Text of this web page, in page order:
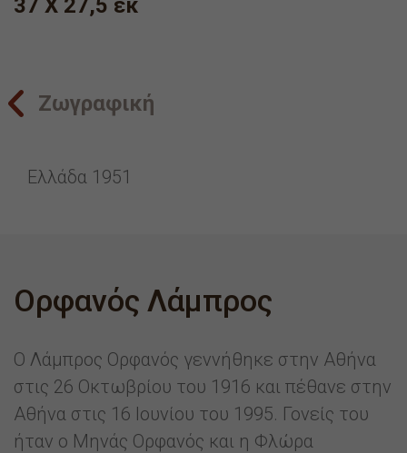
37 X 27,5 εκ
Ζωγραφική
Ελλάδα 1951
Ορφανός Λάμπρος
Ο Λάμπρος Ορφανός γεννήθηκε στην Αθήνα
στις 26 Οκτωβρίου του 1916 και πέθανε στην
Αθήνα στις 16 Ιουνίου του 1995. Γονείς του
ήταν ο Μηνάς Ορφανός και η Φλώρα